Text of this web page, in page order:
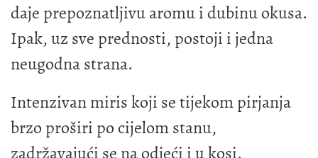
daje prepoznatljivu aromu i dubinu okusa.
Ipak, uz sve prednosti, postoji i jedna
neugodna strana.
Intenzivan miris koji se tijekom pirjanja
brzo proširi po cijelom stanu,
zadržavajući se na odjeći i u kosi.